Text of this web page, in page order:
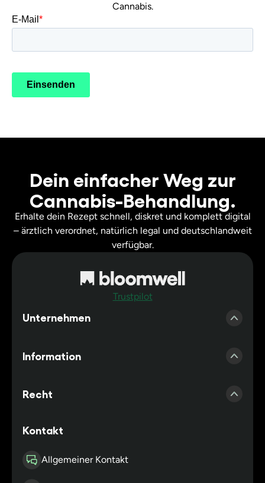
Cannabis.
Dein einfacher Weg zur
Cannabis-Behandlung.
Erhalte dein Rezept schnell, diskret und komplett digital
– ärztlich verordnet, natürlich legal und deutschlandweit
verfügbar.
Trustpilot
Unternehmen
Kooperationsärzte
Affiliateprogamm
Information
Cannabis Blog
Häufig gestellte Fragen
Recht
Cookie Einstellungen
Kontakt
Allgemeiner Kontakt